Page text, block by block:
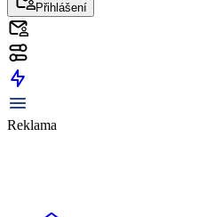
Přihlášení
Reklama